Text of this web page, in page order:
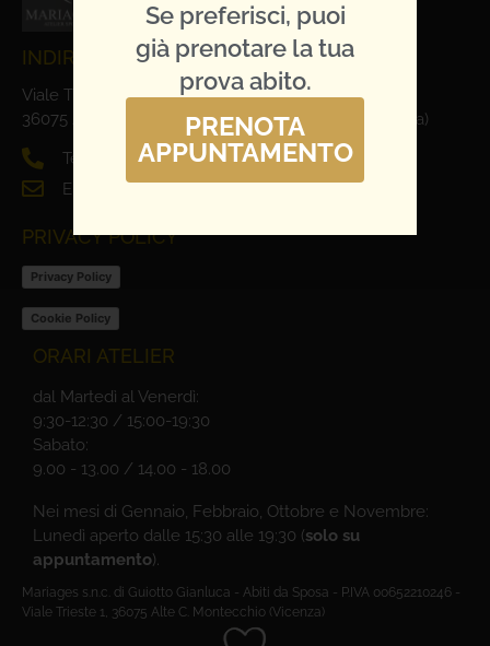
INDIRIZZO E CONTATTI
Viale Trieste, 1
36075 Alte Ceccato di Montecchio Maggiore (Vicenza)
Tel. 0444 698321
Email: info@mariages.it
PRIVACY POLICY
Privacy Policy
Cookie Policy
ORARI ATELIER
dal Martedì al Venerdì:
9:30-12:30 / 15:00-19:30
Sabato:
9.00 - 13.00 / 14.00 - 18.00
Nei mesi di Gennaio, Febbraio, Ottobre e Novembre:
Lunedì aperto dalle 15:30 alle 19:30 (solo su
appuntamento).
Mariages s.n.c. di Guiotto Gianluca - Abiti da Sposa - P.IVA 00652210246 -
Viale Trieste 1, 36075 Alte C. Montecchio (Vicenza)
Se preferisci, puoi
già prenotare la tua
prova abito.
PRENOTA
APPUNTAMENTO